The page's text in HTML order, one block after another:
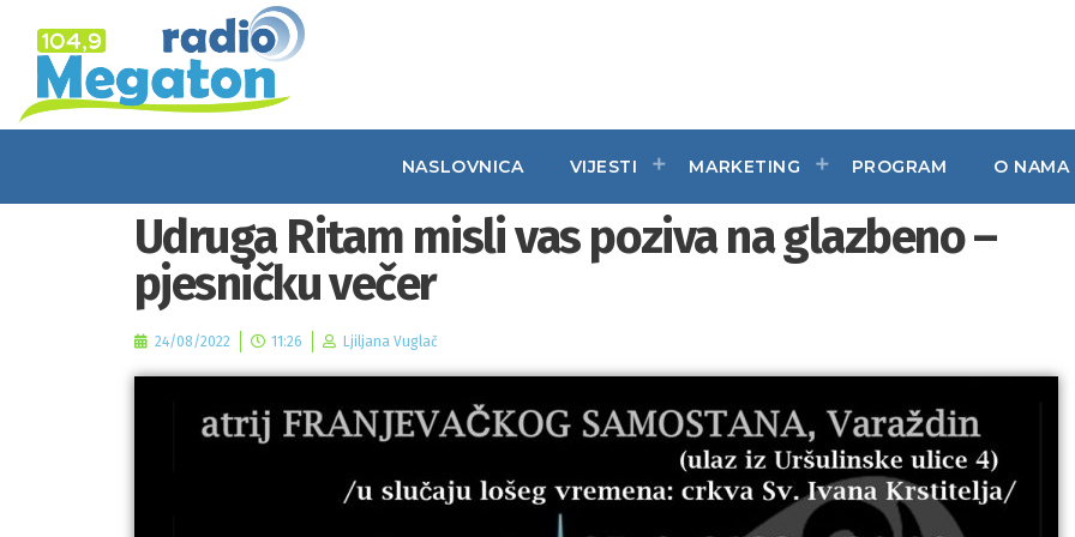
NASLOVNICA VIJESTI MARKETING PROGRAM O NAMA
Udruga Ritam misli vas poziva na glazbeno –
pjesničku večer
24/08/2022 11:26 Ljiljana Vuglač